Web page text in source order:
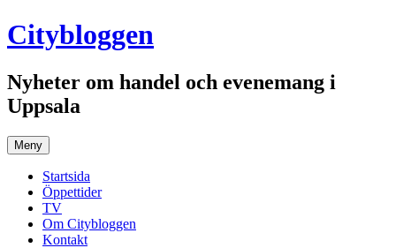
Hoppa
till
Citybloggen
Nyheter om handel och evenemang i
Uppsala
Meny
Startsida
Öppettider
TV
Om Citybloggen
Kontakt